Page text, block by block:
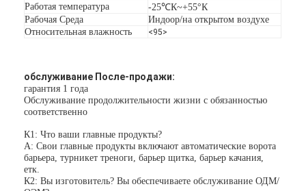
Домой
Продукты
Работая температура
-25℃К~+55°К
Рабочая Среда
Индоор/на открытом воздухе
Относительная влажность
<95>
обслуживание После-продажи:
гарантия 1 года
Обслуживание продолжительности жизни с обязанностью
соответственно
К1: Что ваши главные продукты?
А: Свои главные продукты включают автоматические ворота
барьера, турникет треноги, барьер щитка, барьер качания,
етк.
К2: Вы изготовитель? Вы обеспечиваете обслуживание ОДМ/